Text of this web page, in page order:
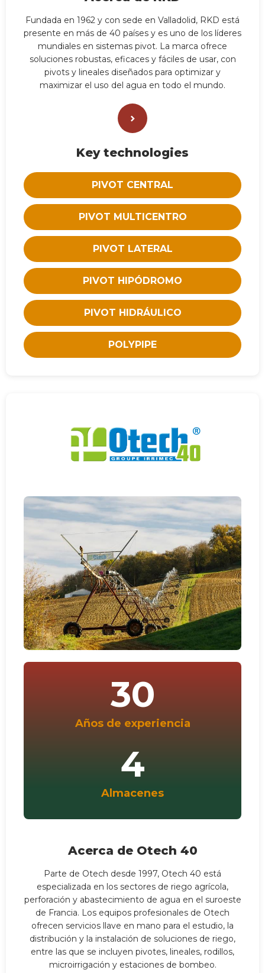
Fundada en 1962 y con sede en Valladolid, RKD está
presente en más de 40 países y es uno de los líderes
mundiales en sistemas pivot. La marca ofrece
soluciones robustas, eficaces y fáciles de usar, con
pivots y lineales diseñados para optimizar y
maximizar el uso del agua en todo el mundo.
Key technologies
PIVOT CENTRAL
PIVOT MULTICENTRO
PIVOT LATERAL
PIVOT HIPÓDROMO
PIVOT HIDRÁULICO
POLYPIPE
30
Años de experiencia
4
Almacenes
Acerca de Otech 40
Parte de Otech desde 1997, Otech 40 está
especializada en los sectores de riego agrícola,
perforación y abastecimiento de agua en el suroeste
de Francia. Los equipos profesionales de Otech
ofrecen servicios llave en mano para el estudio, la
distribución y la instalación de soluciones de riego,
entre las que se incluyen pivotes, lineales, rodillos,
microirrigación y estaciones de bombeo.